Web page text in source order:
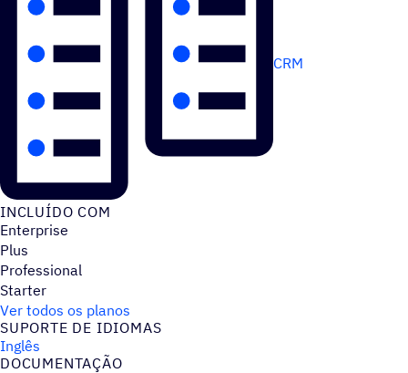
CRM
INCLUÍDO COM
Enterprise
Plus
Professional
Starter
Ver todos os planos
SUPORTE DE IDIOMAS
Inglês
DOCUMENTAÇÃO